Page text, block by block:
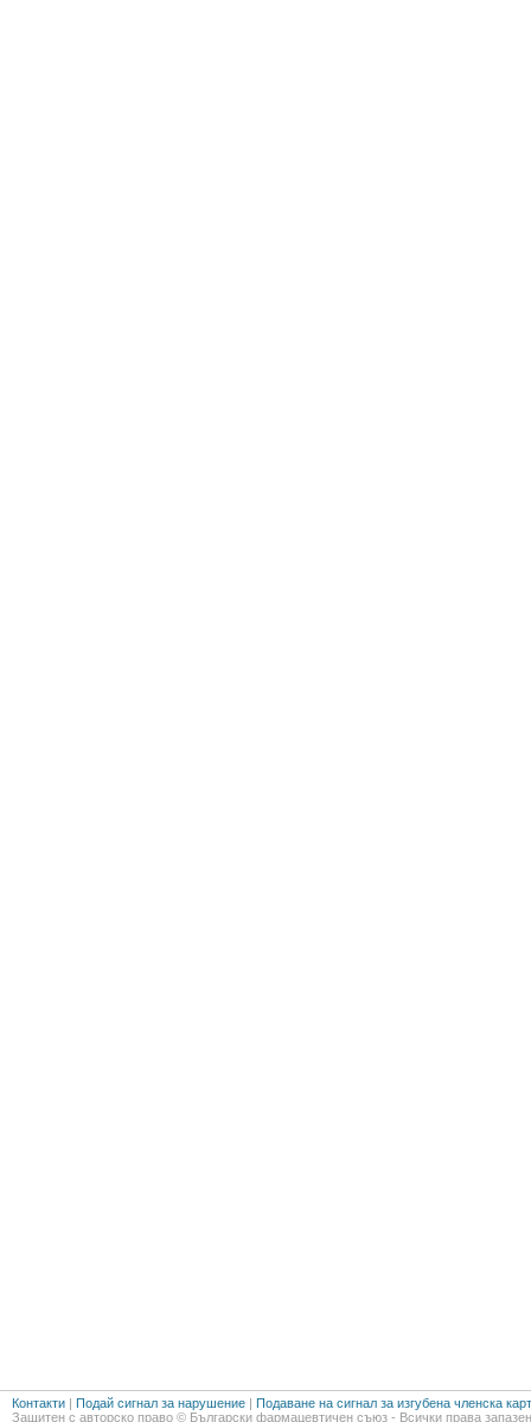
Контакти | Подай сигнал за нарушение | Подаване на сигнал за изгубена членска
Защитен с авторско право © Български фармацевтичен съюз - Всички права